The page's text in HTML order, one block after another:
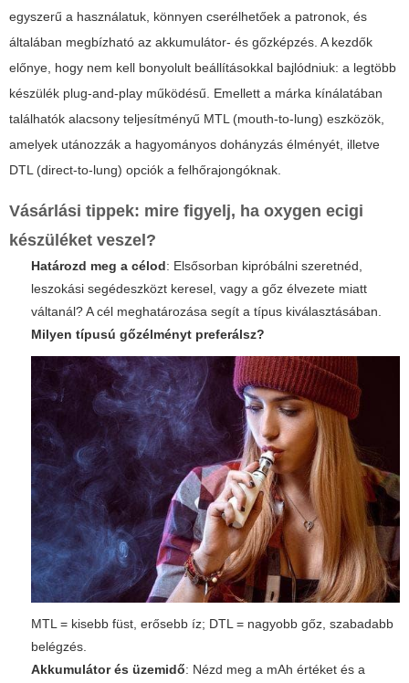
egyszerű a használatuk, könnyen cserélhetőek a patronok, és
általában megbízható az akkumulátor- és gőzképzés. A kezdők
előnye, hogy nem kell bonyolult beállításokkal bajlódniuk: a legtöbb
készülék plug-and-play működésű. Emellett a márka kínálatában
találhatók alacsony teljesítményű MTL (mouth-to-lung) eszközök,
amelyek utánozzák a hagyományos dohányzás élményét, illetve
DTL (direct-to-lung) opciók a felhőrajongóknak.
Vásárlási tippek: mire figyelj, ha oxygen ecigi
készüléket veszel?
Határozd meg a célod: Elsősorban kipróbálni szeretnéd,
leszokási segédeszközt keresel, vagy a gőz élvezete miatt
váltanál? A cél meghatározása segít a típus kiválasztásában.
Milyen típusú gőzélményt preferálsz?
MTL = kisebb füst, erősebb íz; DTL = nagyobb gőz, szabadabb
belégzés.
Akkumulátor és üzemidő: Nézd meg a mAh értéket és a